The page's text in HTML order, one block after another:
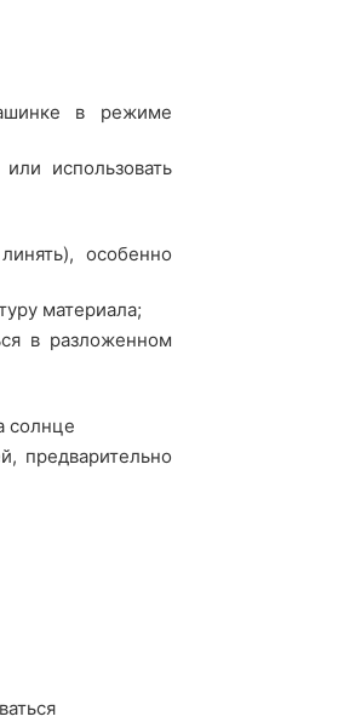
в режиме
использовать
особенно
материала;
в разложенном
солнце
предварительно